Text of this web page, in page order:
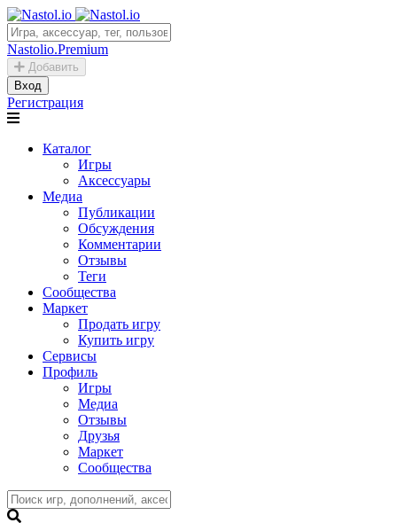
Nastolio.Premium
Добавить
Вход
Регистрация
Каталог
Игры
Аксессуары
Медиа
Публикации
Обсуждения
Комментарии
Отзывы
Теги
Сообщества
Маркет
Продать игру
Купить игру
Сервисы
Профиль
Игры
Медиа
Отзывы
Друзья
Маркет
Сообщества